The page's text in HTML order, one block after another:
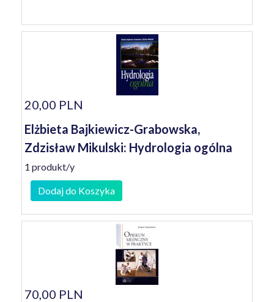
20,00 PLN
Elżbieta Bajkiewicz-Grabowska,
Zdzisław Mikulski: Hydrologia ogólna
1 produkt/y
Dodaj do Koszyka
70,00 PLN